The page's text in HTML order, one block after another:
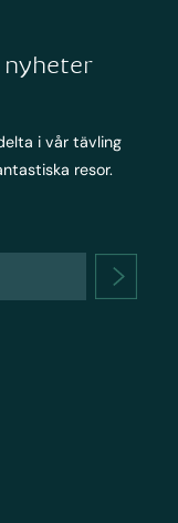
i vår tävling
resor.